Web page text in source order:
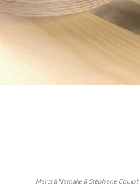
Merci à Nathalie & Stéphane Coulot.